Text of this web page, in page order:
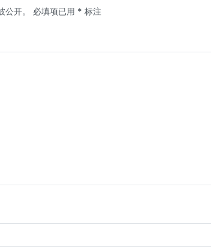
开。 必填项已用 * 标注